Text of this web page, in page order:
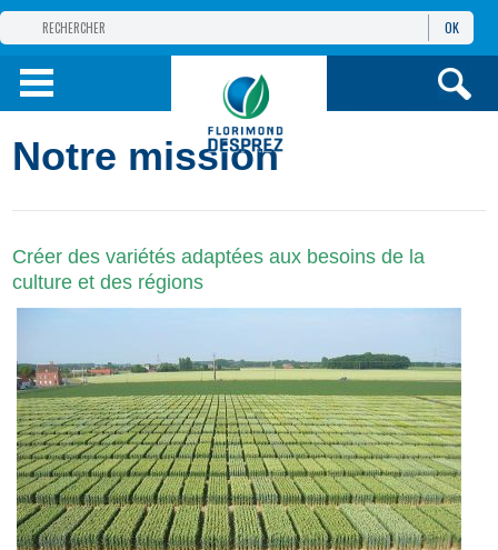
GROUPE
PRODUITS
OK
Notre mission
Créer des variétés adaptées aux besoins de la
culture et des régions